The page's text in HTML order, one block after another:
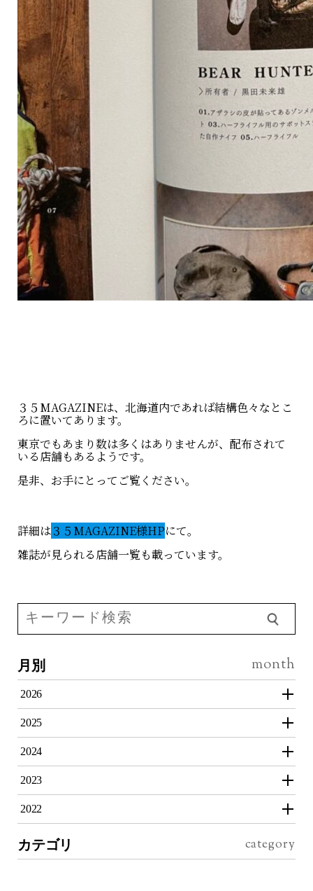
３５MAGAZINEは、北海道内であれば結構色々なとこ
ろに置いてあります。
東京でもあまり数は多くはありませんが、配布されて
いる店舗もあるようです。
是非、お手にとってご覧ください。
詳細は３５MAGAZINE様HPにて。
雑誌が見られる店舗一覧も載っています。
月別
2026
2025
2024
2023
2022
カテゴリ